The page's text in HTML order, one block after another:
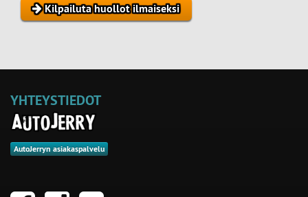
Kilpailuta huollot ilmaiseksi
YHTEYSTIEDOT
AutoJerryn asiakaspalvelu